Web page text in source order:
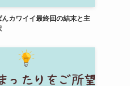
カワイイ最終回の結末と主